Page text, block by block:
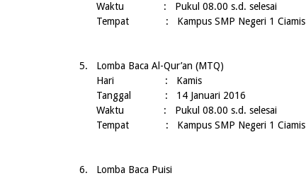
Waktu : Pukul 08.00 s.d. selesai
Tempat
: Kampus SMP Negeri 1 Ciamis
5. Lomba Baca Al-Qur’an (MTQ)
Hari :
Kamis
Tanggal :
14 Januari 2016
Waktu : Pukul 08.00 s.d. selesai
Tempat
: Kampus SMP Negeri 1 Ciamis
6. Lomba Baca Puisi